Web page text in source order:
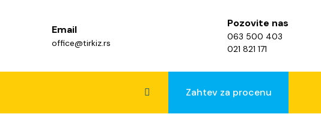
Email
office@tirkiz.rs
Pozovite nas
063 500 403
021 821 171
Zahtev za procenu